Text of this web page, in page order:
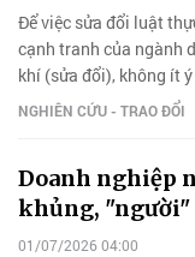
Để việc sửa đổi luật
cạnh tranh của ngành
khí (sửa đổi), không ít
nữa thay vì chỉ dừng lại
NGHIÊN CỨU - TRAO ĐỔI
Doanh nghiệp
khủng, "người"
01/07/2026 04:00